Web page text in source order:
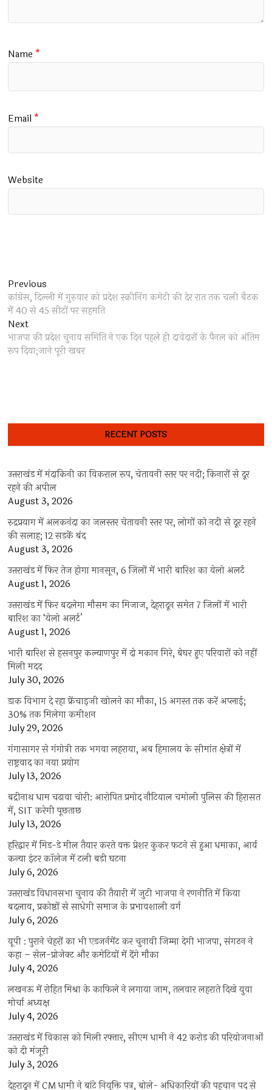
Name *
Email *
Website
Post
navigation
Previous
post:
कांग्रेस, दिल्ली में गुरुवार को प्रदेश स्क्रीनिंग कमेटी की देर रात तक चली बैठक
में 40 से 45 सीटों पर सहमति
NextNext
post:
भाजपा की प्रदेश चुनाव समिति ने एक दिन पहले ही दावेदारों के पैनल को अंतिम
रूप दिया;जाने पूरी खबर
RECENT POSTS
उत्तराखंड में मंदाकिनी का विकराल रूप, चेतावनी स्तर पर नदी; किनारों से दूर
रहने की अपील
August 3, 2026
रुद्रप्रयाग में अलकनंदा का जलस्तर चेतावनी स्तर पर, लोगों को नदी से दूर रहने
की सलाह; 12 सड़कें बंद
August 3, 2026
उत्तराखंड में फिर तेज होगा मानसून, 6 जिलों में भारी बारिश का येलो अलर्ट
August 1, 2026
उत्तराखंड में फिर बदलेगा मौसम का मिजाज, देहरादून समेत 7 जिलों में भारी
बारिश का ‘येलो अलर्ट’
August 1, 2026
भारी बारिश से हसनपुर कल्याणपुर में दो मकान गिरे, बेघर हुए परिवारों को नहीं
मिली मदद
July 30, 2026
डाक विभाग दे रहा फ्रेंचाइजी खोलने का मौका, 15 अगस्त तक करें अप्लाई;
30% तक मिलेगा कमीशन
July 29, 2026
गंगासागर से गंगोत्री तक भगवा लहराया, अब हिमालय के सीमांत क्षेत्रों में
राष्ट्रवाद का नया प्रयोग
July 13, 2026
बद्रीनाथ धाम चढ़ावा चोरी: आरोपित प्रमोद नौटियाल चमोली पुलिस की हिरासत
में, SIT करेगी पूछताछ
July 13, 2026
हरिद्वार में मिड-डे मील तैयार करते वक्त प्रेशर कुकर फटने से हुआ धमाका, आर्य
कन्या इंटर कॉलेज में टली बड़ी घटना
July 6, 2026
उत्तराखंंड विधानसभा चुनाव की तैयारी में जुटी भाजपा ने रणनीति में किया
बदलाव, प्रकोष्ठों से साधेगी समाज के प्रभावशाली वर्ग
July 6, 2026
यूपी : पुराने चेहरों का भी एडजर्नमेंट कर चुनावी जिम्मा देगी भाजपा, संगठन ने
कहा – सेल-प्रोजेक्ट और कमेटियों में देंगे मौका
July 4, 2026
लखनऊ में रोहित मिश्रा के काफिले ने लगाया जाम, तलवार लहराते दिखे युवा
मोर्चा अध्यक्ष
July 4, 2026
उत्तराखंड में विकास को मिली रफ्तार, सीएम धामी ने 42 करोड़ की परियोजनाओं
को दी मंजूरी
July 3, 2026
देहरादून में CM धामी ने बांटे नियुक्ति पत्र, बोले- अधिकारियों की पहचान पद से